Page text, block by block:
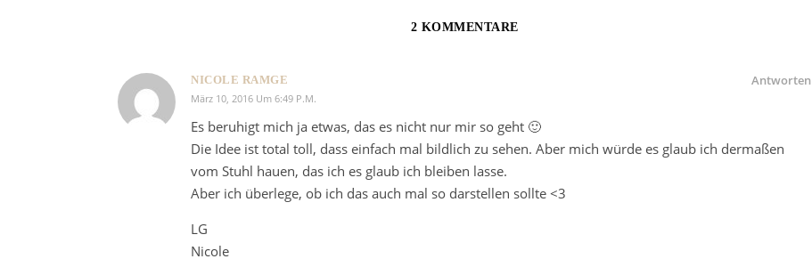
2 KOMMENTARE
NICOLE RAMGE
März 10, 2016 Um 6:49 P.m.
Antworten
Es beruhigt mich ja etwas, das es nicht nur mir so geht 🙂
Die Idee ist total toll, dass einfach mal bildlich zu sehen. Aber mich würde es glaub ich dermaßen
vom Stuhl hauen, das ich es glaub ich bleiben lasse.
Aber ich überlege, ob ich das auch mal so darstellen sollte <3
LG
Nicole